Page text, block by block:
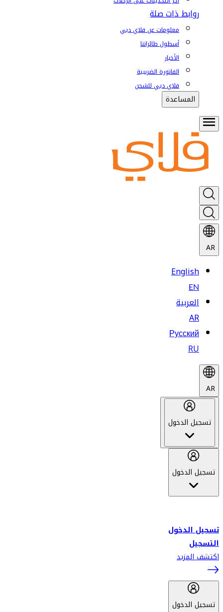
روابط ذات صلة
معلومات عن فلاي دبي
أسطول طائراتنا
الأخبار
الفاتورة الضريبية
فلاي دبي للشحن
المساعدة
AR
English
EN
العربية
AR
Русский
RU
AR
تسجيل الدخول
تسجيل الدخول
تسجيل الدخول
التسجيل
اكتشف المزيد
تسجيل الدخول